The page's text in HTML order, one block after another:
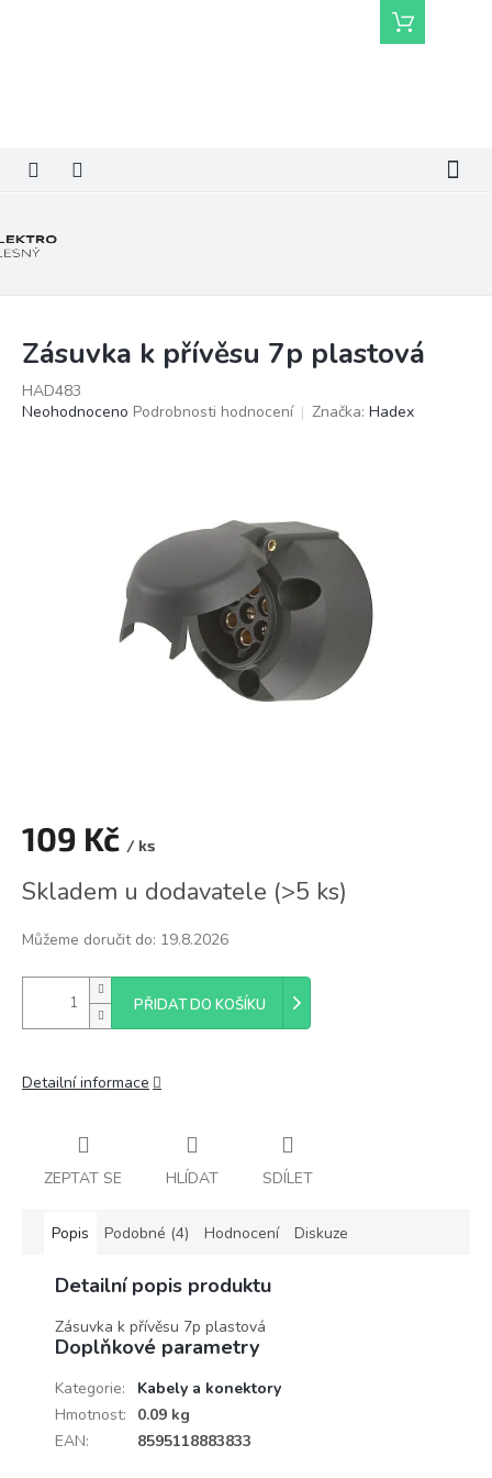
Nákupní
košík
Zásuvka k přívěsu 7p plastová
HAD483
Průměrné
Neohodnoceno Podrobnosti hodnocení Značka: Hadex
109 Kč / ks
cena:
Skladem u dodavatele (>5 ks)
Můžeme doručit do: 19.8.2026
PŘIDAT DO KOŠÍKU
Detailní informace
ZEPTAT SE HLÍDAT SDÍLET
Popis Podobné (4) Hodnocení Diskuze
Detailní popis produktu
Zásuvka k přívěsu 7p plastová
Doplňkové parametry
Kategorie:
Kabely a konektory
Hmotnost:
0.09 kg
EAN: 8595118883833